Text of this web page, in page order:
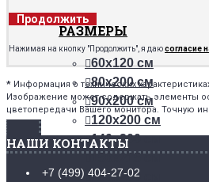
РАЗМЕРЫ
60х120 см
80х200 см
90х200 см
120х200 см
140х200 см
150х215 см
160х200 см
Продолжить
Нажимая на кнопку "Продолжить", я даюсогласие
* Информация о технических
Изображение может содержать элементы
цветопередачи Вашего монитора. Точную
НАШИ КОНТАКТЫ
+7 (499) 404-27-02